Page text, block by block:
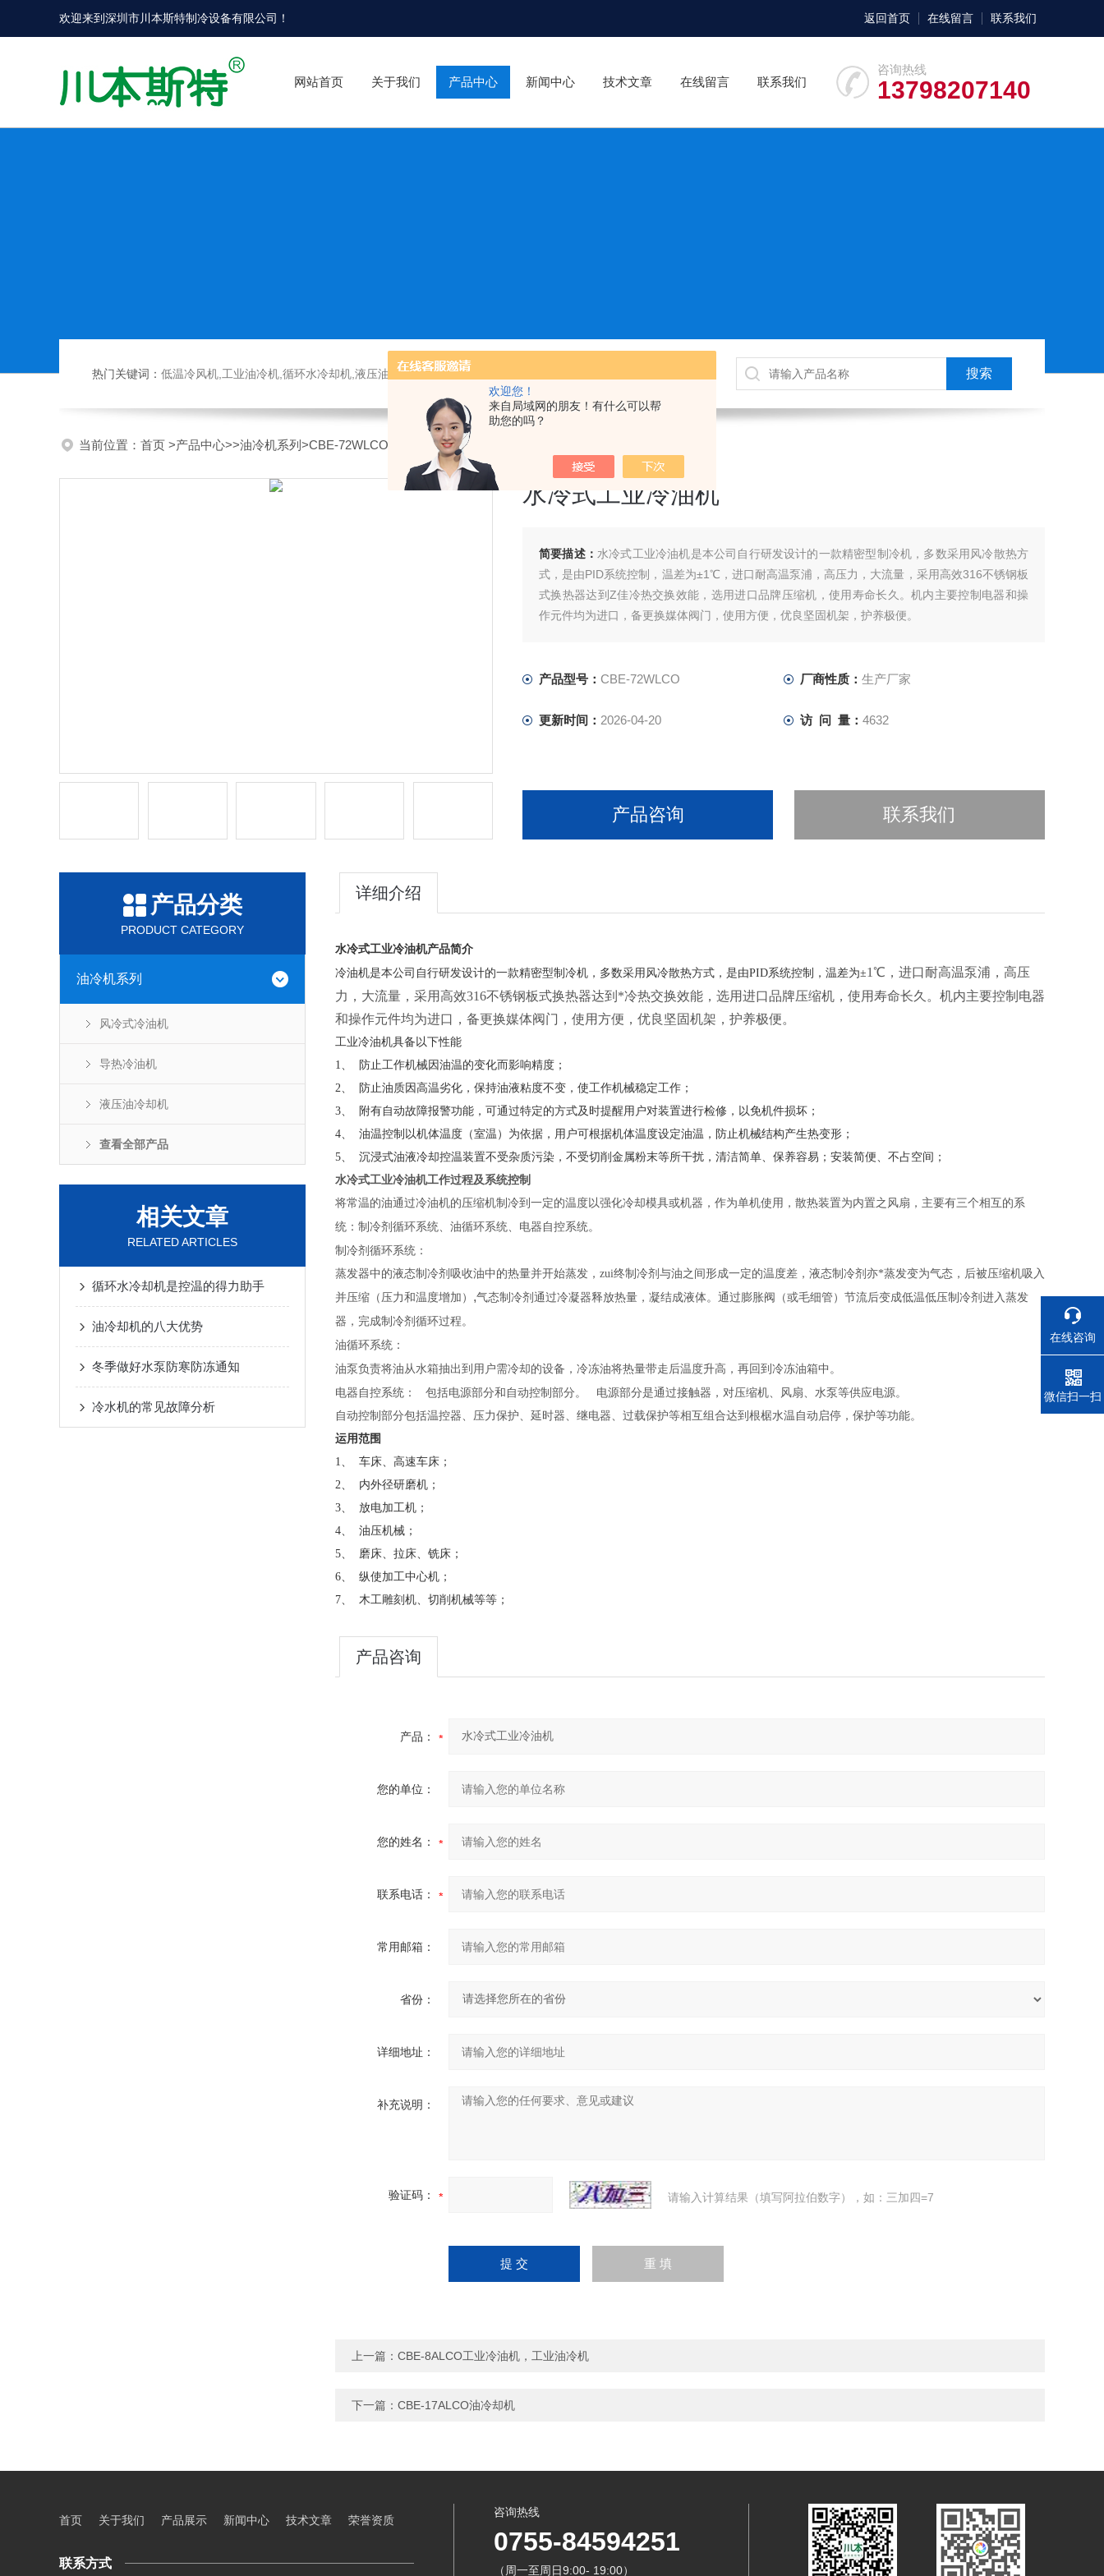
欢迎您！
来自局域网的朋友！有什么可以帮
助您的吗？
欢迎来到深圳市川本斯特制冷设备有限公司 ！ 返回首页 在线留言 联系我们
咨询热线
13798207140
网站首页 关于我们 产品中心 新闻中心 技术文章 在线留言 联系我们
热门关键词： 低温冷风机,工业油冷机,循环水冷却机,液压油冷却机
当前位置： 首页 >产品中心>>油冷机系列 >CBE-72WLCO水冷式工业冷油机
水冷式工业冷油机
简要描述： 水冷式工业冷油机是本公司自行研发设计的一款精密型制冷机，多数采用风冷散热方
式，是由PID系统控制，温差为±1℃，进口耐高温泵浦，高压力，大流量，采用高效316不锈钢板
式换热器达到Z佳冷热交换效能，选用进口品牌压缩机，使用寿命长久。机内主要控制电器和操
作元件均为进口，备更换媒体阀门，使用方便，优良坚固机架，护养极便。
产品型号： CBE-72WLCO 厂商性质： 生产厂家
更新时间： 2026-04-20 访 问 量： 4632
产品咨询 联系我们
产品分类
PRODUCT CATEGORY
油冷机系列
风冷式冷油机
导热冷油机
液压油冷却机
查看全部产品
相关文章
RELATED ARTICLES
循环水冷却机是控温的得力助手
油冷却机的八大优势
冬季做好水泵防寒防冻通知
冷水机的常见故障分析
详细介绍
水冷式工业冷油机产品简介
冷油机是本公司自行研发设计的一款精密型制冷机，多数采用风冷散热方式，是由PID系统控制，温差为±1℃ ，进口耐高温泵浦，高压
力，大流量，采用高效316不锈钢板式换热器达到*冷热交换效能，选用进口品牌压缩机，使用寿命长久。机内主要控制电器
和操作元件均为进口，备更换媒体阀门，使用方便，优良坚固机架，护养极便。
工业冷油机具备以下性能
1、
防止工作机械因油温的变化而影响精度；
2、
防止油质因高温劣化，保持油液粘度不变，使工作机械稳定工作；
3、
附有自动故障报警功能，可通过特定的方式及时提醒用户对装置进行检修，以免机件损坏；
4、 油温控制以机体温度（室温）为依据，用户可根据机体温度设定油温，防止机械结构产生热变形；
5、 沉浸式油液冷却控温装置不受杂质污染，不受切削金属粉末等所干扰，清洁简单、保养容易；安装简便、不占空间；
水冷式工业冷油机工作过程及系统控制
将常温的油通过冷油机的压缩机制冷到一定的温度以强化冷却模具或机器，作为单机使用，散热装置为内置之风扇，主要有三个相互的系
统：制冷剂循环系统、油循环系统、电器自控系统。
制冷剂循环系统：
蒸发器中的液态制冷剂吸收油中的热量并开始蒸发，zui终制冷剂与油之间形成一定的温度差，液态制冷剂亦*蒸发变为气态，后被压缩机吸入
并压缩（压力和温度增加） ,气态制冷剂通过冷凝器释放热量，凝结成液体。通过膨胀阀（或毛细管）节流后变成低温低压制冷剂进入蒸发
器，完成制冷剂循环过程。
油循环系统：
油泵负责将油从水箱抽出到用户需冷却的设备，冷冻油将热量带走后温度升高，再回到冷冻油箱中。
电器自控系统：
包括电源部分和自动控制部分。
电源部分是通过接触器，对压缩机、风扇、水泵等供应电源。
自动控制部分包括温控器、压力保护、延时器、继电器、过载保护等相互组合达到根椐水温自动启停，保护等功能。
运用范围
1、 车床、高速车床；
2、 内外径研磨机；
3、 放电加工机；
4、 油压机械；
5、 磨床、拉床、铣床；
6、 纵使加工中心机；
7、 木工雕刻机、切削机械等等；
产品咨询
产品：
您的单位：
您的姓名：
联系电话：
常用邮箱：
省份：
详细地址：
补充说明：
验证码： 请输入计算结果（填写阿拉伯数字），如：三加四=7
上一篇： CBE-8ALCO工业冷油机，工业油冷机
下一篇： CBE-17ALCO油冷却机
首页 关于我们 产品展示 新闻中心 技术文章 荣誉资质
联系方式
咨询热线
0755-84594251
（周一至周日9:00- 19:00）
在线咨询
电话
微信扫一扫